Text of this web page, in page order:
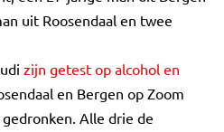
uit Roosendaal en twee
zijn getest op alcohol en
en Bergen op Zoom
Alle drie de